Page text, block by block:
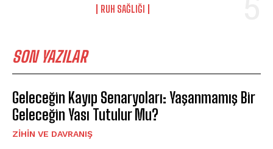
⁠RUH SAĞLIĞI
SON YAZILAR
Geleceğin Kayıp Senaryoları: Yaşanmamış Bir
Geleceğin Yası Tutulur Mu?
⁠ZIHIN VE DAVRANIŞ